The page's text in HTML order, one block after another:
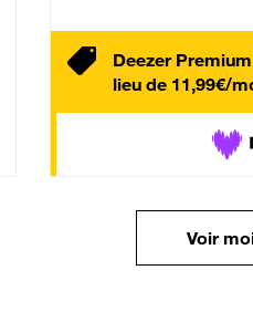
Deezer
lieu de 11,99€/
Voir